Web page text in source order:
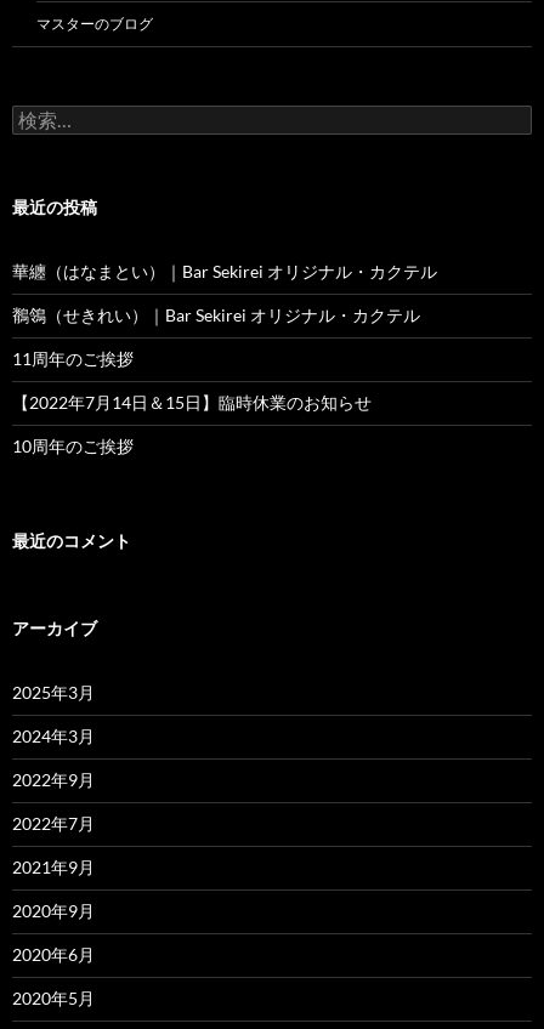
マスターのブログ
検
索:
最近の投稿
華纏（はなまとい）｜Bar Sekirei オリジナル・カクテル
鶺鴒（せきれい）｜Bar Sekirei オリジナル・カクテル
11周年のご挨拶
【2022年7月14日＆15日】臨時休業のお知らせ
10周年のご挨拶
最近のコメント
アーカイブ
2025年3月
2024年3月
2022年9月
2022年7月
2021年9月
2020年9月
2020年6月
2020年5月